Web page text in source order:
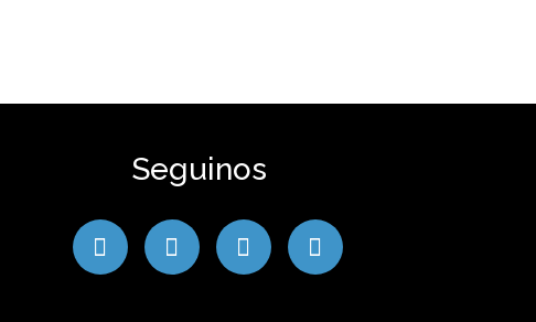
Seguinos